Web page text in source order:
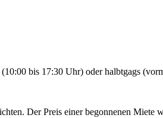
bis 17:30 Uhr) oder halbtgags
Der Preis einer begonnenen Miete